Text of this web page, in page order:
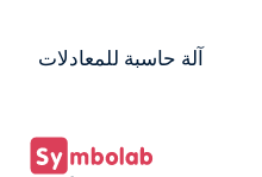
آلة حاسبة للمعادلات